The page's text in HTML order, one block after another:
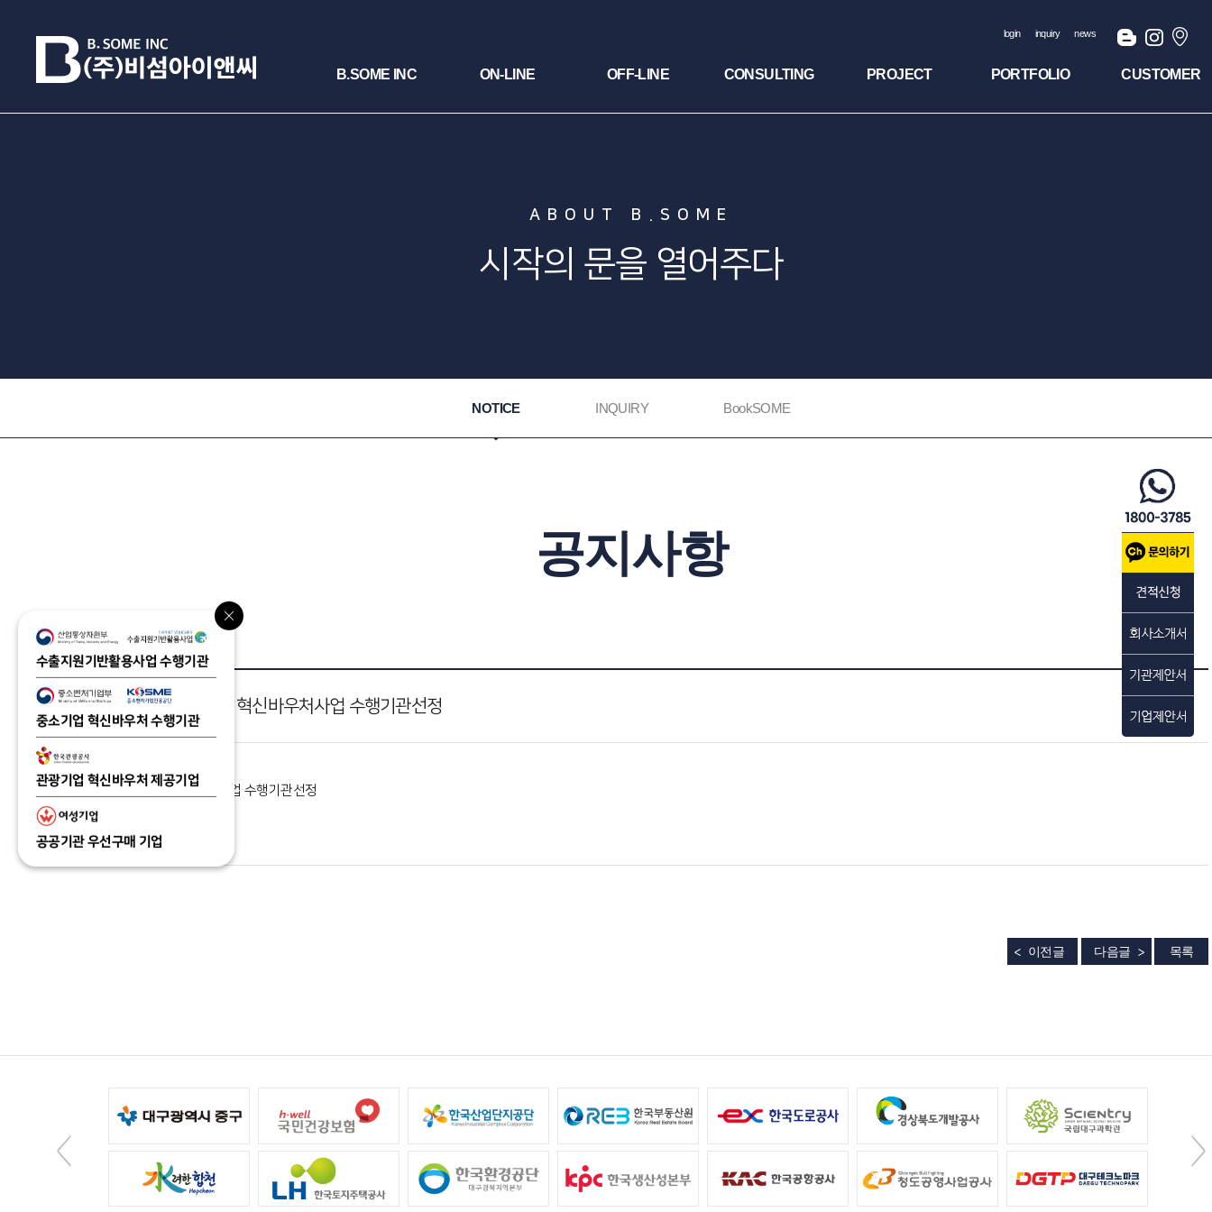
login inquiry news
B.SOME INC ON-LINE OFF-LINE CONSULTING PROJECT PORTFOLIO CUSTOMER
ABOUT B.SOME
시작의 문을 열어주다
NOTICE INQUIRY BookSOME
공지사항
공지 제조중소기업 혁신바우처사업 수행기관선정
제조중소기업 혁신바우처사업 수행기관선정
이전글 다음글 목록
수출지원기반활용사업 수행기관
중소기업 혁신바우처 수행기관
관광기업 혁신바우처 제공기업
공공기관 우선구매 기업